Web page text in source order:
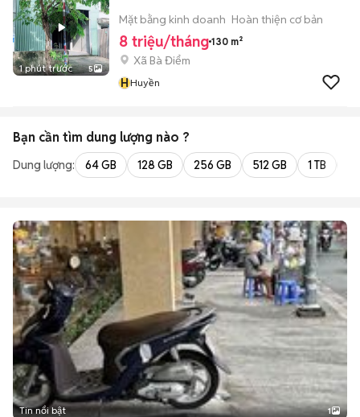
1 phút trước 5
Mặt bằng kinh doanh Hoàn thiện cơ bản
8 triệu/tháng 130 m²
Xã Bà Điểm
HHuyền
Bạn cần tìm dung lượng nào ?
Dung lượng: 64 GB 128 GB 256 GB 512 GB 1 TB
Tin nổi bật 1